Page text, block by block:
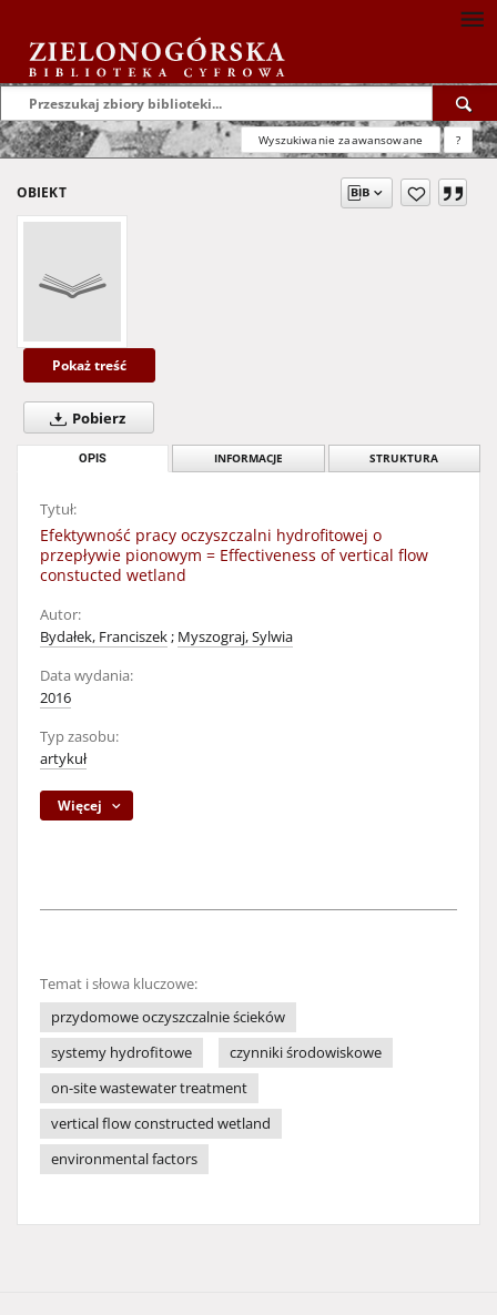
Wyszukiwanie zaawansowane ?
OBIEKT
Pokaż treść
Pobierz
OPIS INFORMACJE STRUKTURA
Tytuł:
Efektywność pracy oczyszczalni hydrofitowej o
przepływie pionowym = Effectiveness of vertical flow
constucted wetland
Autor:
Bydałek, Franciszek; Myszograj, Sylwia
Data wydania:
2016
Typ zasobu:
artykuł
Więcej
Temat i słowa kluczowe:
przydomowe oczyszczalnie ścieków
systemy hydrofitowe
czynniki środowiskowe
on-site wastewater treatment
vertical flow constructed wetland
environmental factors